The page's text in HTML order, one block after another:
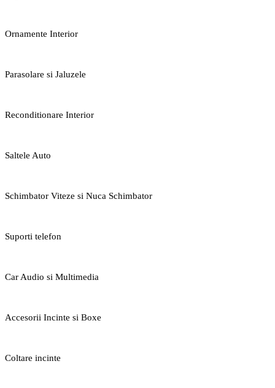
Ornamente Interior
Parasolare si Jaluzele
Reconditionare Interior
Saltele Auto
Schimbator Viteze si Nuca Schimbator
Suporti telefon
Car Audio si Multimedia
Accesorii Incinte si Boxe
Coltare incinte